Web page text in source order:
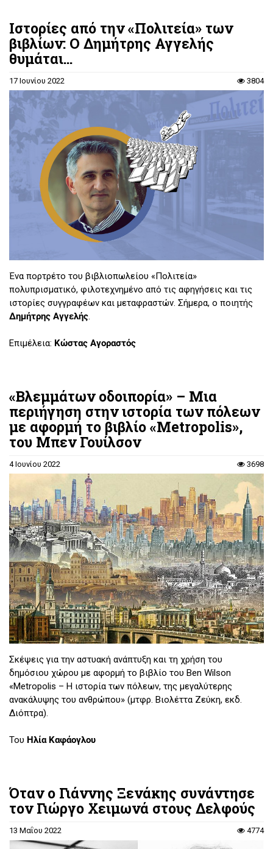
Ιστορίες από την «Πολιτεία» των
βιβλίων: Ο Δημήτρης Αγγελής
θυμάται...
17 Ιουνίου 2022 3804
Ένα πορτρέτο του βιβλιοπωλείου «Πολιτεία»
πολυπρισματικό, φιλοτεχνημένο από τις αφηγήσεις και τις
ιστορίες συγγραφέων και μεταφραστών. Σήμερα, ο ποιητής
Δημήτρης Αγγελής.
Επιμέλεια: Κώστας Αγοραστός
«Βλεμμάτων οδοιπορία» – Μια
περιήγηση στην ιστορία των πόλεων
με αφορμή το βιβλίο «Metropolis»,
του Μπεν Γουίλσον
4 Ιουνίου 2022 3698
Σκέψεις για την αστυακή ανάπτυξη και τη χρήση του
δημόσιου χώρου με αφορμή το βιβλίο του Ben Wilson
«Metropolis – Η ιστορία των πόλεων, της μεγαλύτερης
ανακάλυψης του ανθρώπου» (μτφρ. Βιολέττα Ζεύκη, εκδ.
Διόπτρα).
Του Ηλία Καφάογλου
Όταν ο Γιάννης Ξενάκης συνάντησε
τον Γιώργο Χειμωνά στους Δελφούς
13 Μαΐου 2022 4774